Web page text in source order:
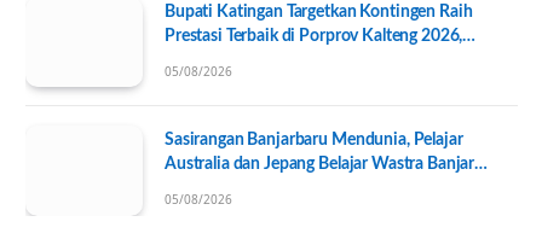
Bupati Katingan Targetkan Kontingen Raih
Prestasi Terbaik di Porprov Kalteng 2026,
05/08/2026
Sasirangan Banjarbaru Mendunia, Pelajar
Australia dan Jepang Belajar Wastra Banjar
05/08/2026